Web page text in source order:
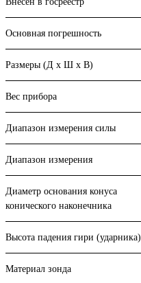
Основная погрешность
Размеры (Д х Ш х В)
Вес прибора
Диапазон измерения силы
Диапазон измерения
Диаметр основания конуса
конического наконечника
Высота падения гири (ударника)
Материал зонда